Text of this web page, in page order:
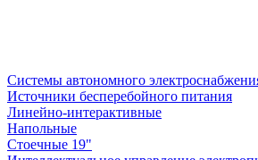
Системы автономного
Источники бесперебойного питания
Линейно-интерактивные
Напольные
Стоечные 19"